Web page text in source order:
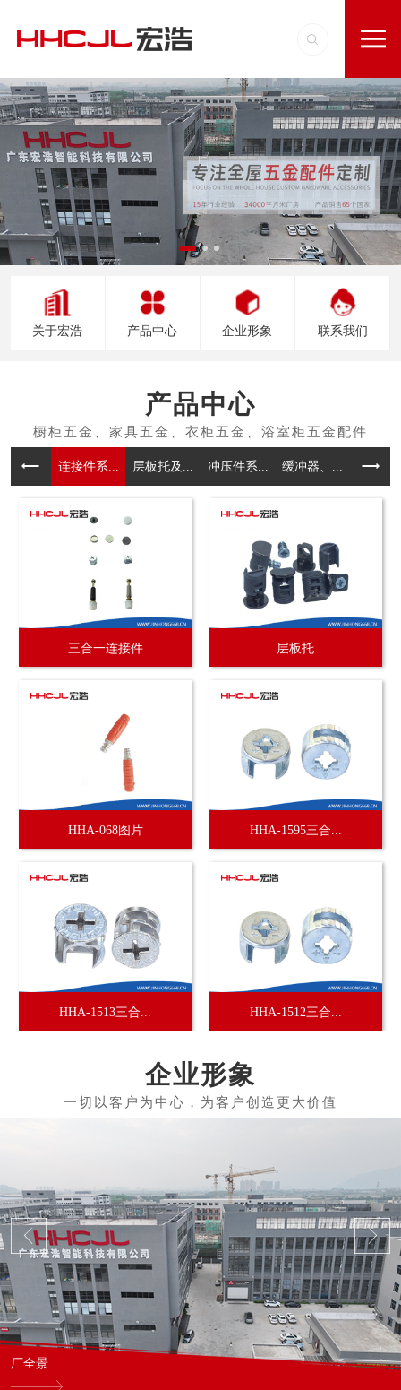
关于宏浩 产品中心 企业形象 联系我们
产品中心
连接件系... 层板托及... 冲压件系... 缓冲器、... 拉手
三合一连接件 层板托
HHA-068图片 HHA-1595三合...
HHA-1513三合... HHA-1512三合...
企业形象
厂全景